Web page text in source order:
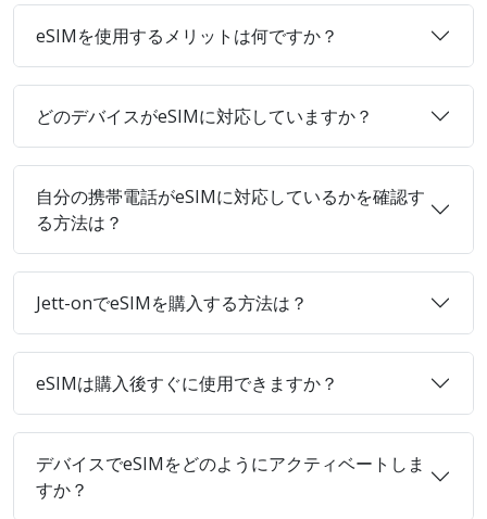
eSIMを使用するメリットは何ですか？
どのデバイスがeSIMに対応していますか？
自分の携帯電話がeSIMに対応しているかを確認す
る方法は？
Jett-onでeSIMを購入する方法は？
eSIMは購入後すぐに使用できますか？
デバイスでeSIMをどのようにアクティベートしま
すか？